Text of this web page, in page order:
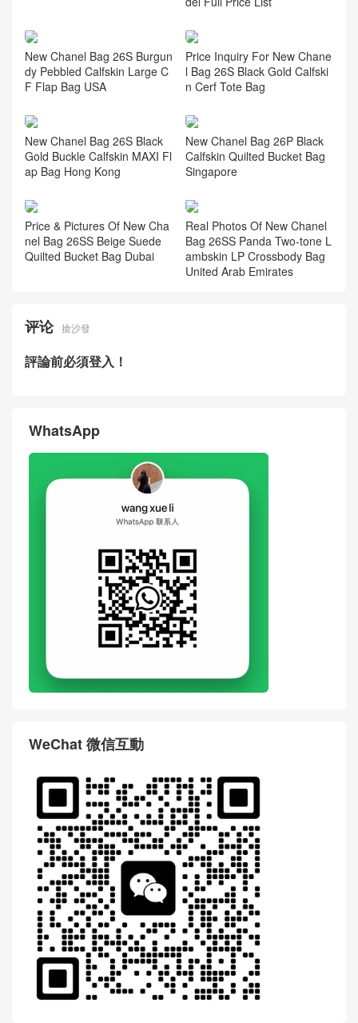
New Chanel Bag 26S Burgun
dy Pebbled Calfskin Large C
F Flap Bag USA
Price Inquiry For New Chane
l Bag 26S Black Gold Calfski
n Cerf Tote Bag
New Chanel Bag 26S Black
Gold Buckle Calfskin MAXI Fl
ap Bag Hong Kong
New Chanel Bag 26P Black
Calfskin Quilted Bucket Bag
Singapore
Price & Pictures Of New Cha
nel Bag 26SS Beige Suede
Quilted Bucket Bag Dubai
Real Photos Of New Chanel
Bag 26SS Panda Two-tone L
ambskin LP Crossbody Bag
United Arab Emirates
评论 搶沙發
評論前必須登入！
WhatsApp
WeChat 微信互動